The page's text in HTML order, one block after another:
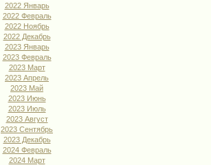
2022 Январь
2022 Февраль
2022 Ноябрь
2022 Декабрь
2023 Январь
2023 Февраль
2023 Март
2023 Апрель
2023 Май
2023 Июнь
2023 Июль
2023 Август
2023 Сентябрь
2023 Декабрь
2024 Февраль
2024 Март